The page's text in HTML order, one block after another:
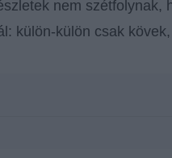
nem szétfolynak,
külön-külön csak